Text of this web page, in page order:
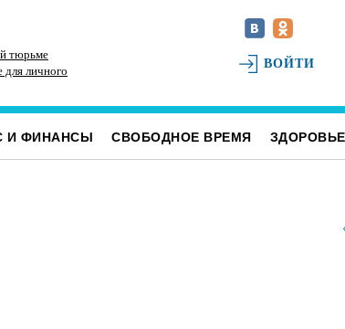
тюрьме
для личного
В Ульяновской области почти удвоили
производство мяса и растительного масла
ВОЙТИ
И ФИНАНСЫ СВОБОДНОЕ ВРЕМЯ ЗДОРОВЬЕ